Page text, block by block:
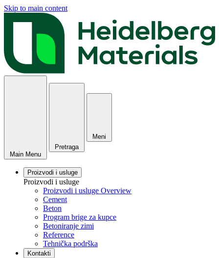
Skip to main content
Main Menu
Pretraga
Meni
Proizvodi i usluge
Proizvodi i usluge
Proizvodi i usluge Overview
Cement
Beton
Program brige za kupce
Betoniranje zimi
Reference
Tehnička podrška
Kontakti